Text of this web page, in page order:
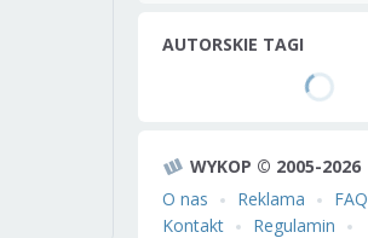
AUTORSKIE TAGI
WYKOP © 2005-2026
O nas
Reklama
FAQ
Kontakt
Regulamin